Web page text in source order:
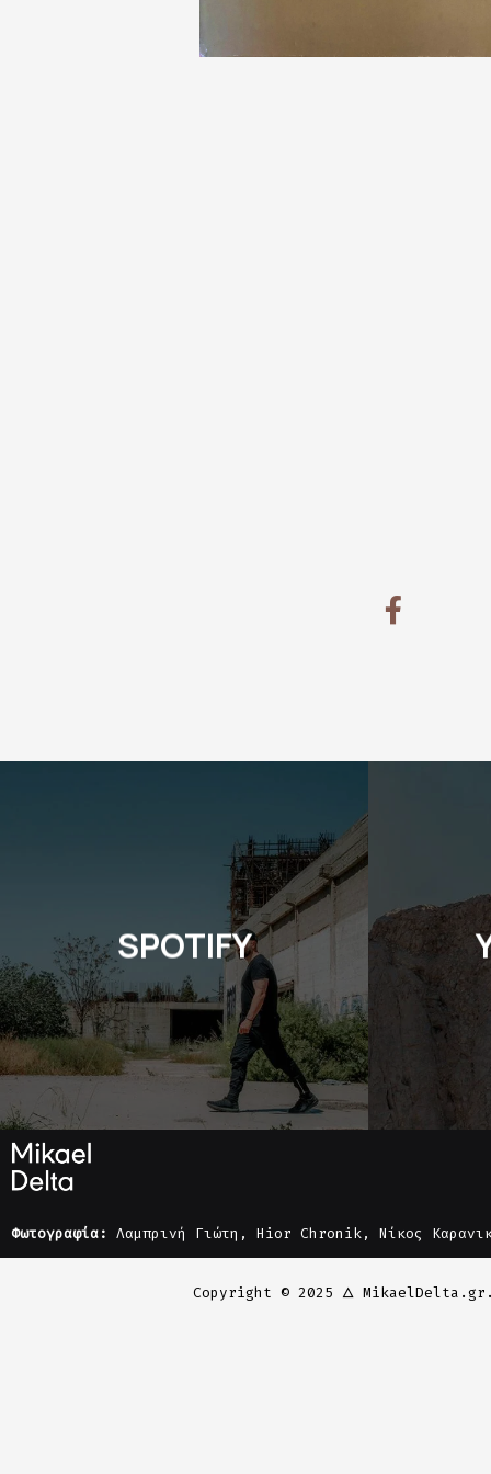
SPOTIFY
Φωτογραφία: Λαμπρινή Γιώτη, Hior Chronik, Νίκος
Copyright © 2025 🜂